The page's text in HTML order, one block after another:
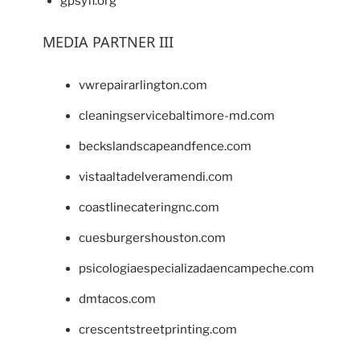
MEDIA PARTNER III
vwrepairarlington.com
cleaningservicebaltimore-md.com
beckslandscapeandfence.com
vistaaltadelveramendi.com
coastlinecateringnc.com
cuesburgershouston.com
psicologiaespecializadaencampeche.com
dmtacos.com
crescentstreetprinting.com